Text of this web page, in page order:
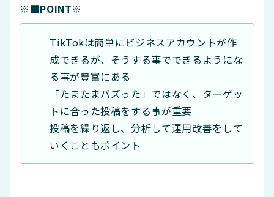
※■POINT※
TikTokは簡単にビジネスアカウントが作
成できるが、そうする事でできるようにな
る事が豊富にある
「たまたまバズった」ではなく、ターゲッ
トに合った投稿をする事が重要
投稿を繰り返し、分析して運用改善をして
いくこともポイント